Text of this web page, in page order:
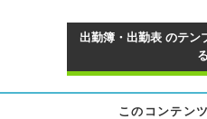
出勤簿・出勤表 のテン
る
このコンテン